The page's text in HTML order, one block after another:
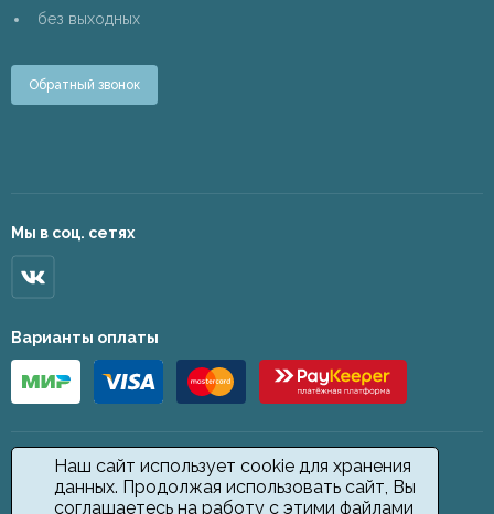
Наш сайт использует cookie для хранения
данных. Продолжая использовать сайт, Вы
соглашаетесь на работу с этими файлами
без выходных
Обратный звонок
Мы в соц. сетях
Варианты оплаты